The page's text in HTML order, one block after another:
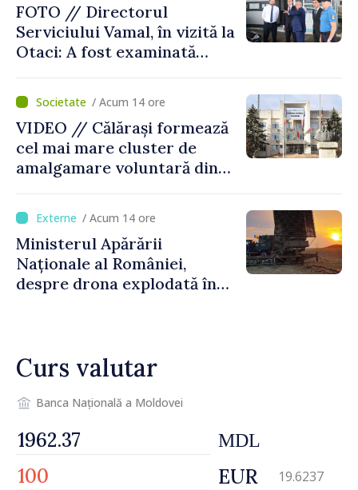
FOTO // Directorul
Serviciului Vamal, în vizită la
Otaci: A fost examinată
control vamal cu un scanner
performant/ Acum 14 ore
VIDEO // Călărași formează
cel mai mare cluster de
amalgamare voluntară din
orășenesc a aprobat decizia
finală
/ Acum 14 ore
Ministerul Apărării
Naționale al României,
despre drona explodată în
Curs valutar
Banca Națională a Moldovei
MDL
EUR 19.6237